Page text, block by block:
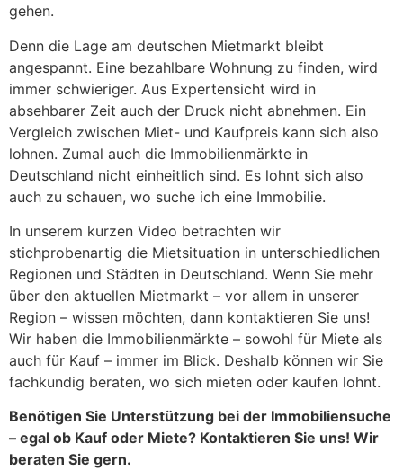
gehen.
Denn die Lage am deutschen Mietmarkt bleibt
angespannt. Eine bezahlbare Wohnung zu finden, wird
immer schwieriger. Aus Expertensicht wird in
absehbarer Zeit auch der Druck nicht abnehmen. Ein
Vergleich zwischen Miet- und Kaufpreis kann sich also
lohnen. Zumal auch die Immobilienmärkte in
Deutschland nicht einheitlich sind. Es lohnt sich also
auch zu schauen, wo suche ich eine Immobilie.
In unserem kurzen Video betrachten wir
stichprobenartig die Mietsituation in unterschiedlichen
Regionen und Städten in Deutschland. Wenn Sie mehr
über den aktuellen Mietmarkt – vor allem in unserer
Region – wissen möchten, dann kontaktieren Sie uns!
Wir haben die Immobilienmärkte – sowohl für Miete als
auch für Kauf – immer im Blick. Deshalb können wir Sie
fachkundig beraten, wo sich mieten oder kaufen lohnt.
Benötigen Sie Unterstützung bei der Immobiliensuche
– egal ob Kauf oder Miete? Kontaktieren Sie uns! Wir
beraten Sie gern.